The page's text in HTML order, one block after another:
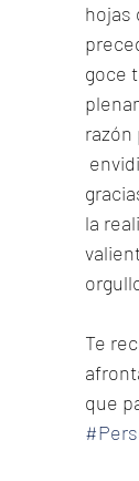
hojas
goce
razón
la
Te
que